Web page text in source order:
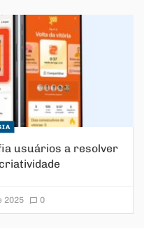
usuários a resolver
2025 0